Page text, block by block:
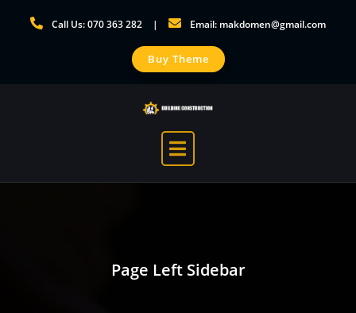
Call Us: 070 363 282 Email: makdomen@gmail.com
Buy Theme
Page Left Sidebar